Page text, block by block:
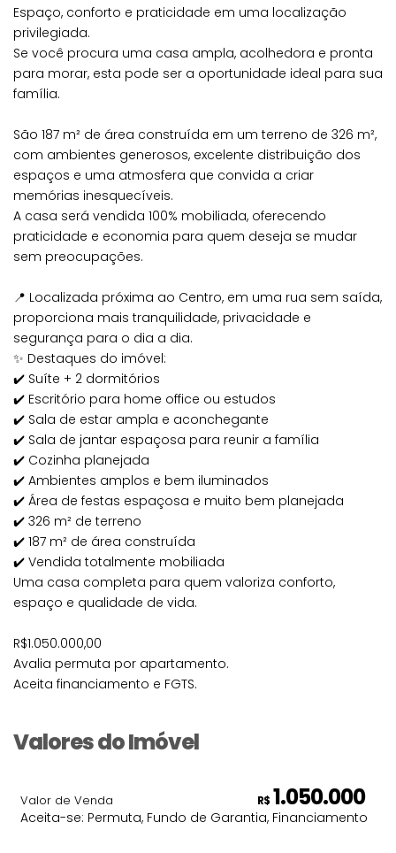
Espaço, conforto e praticidade em uma localização
privilegiada.
Se você procura uma casa ampla, acolhedora e pronta
para morar, esta pode ser a oportunidade ideal para sua
família.
São 187 m² de área construída em um terreno de 326 m²,
com ambientes generosos, excelente distribuição dos
espaços e uma atmosfera que convida a criar
memórias inesquecíveis.
A casa será vendida 100% mobiliada, oferecendo
praticidade e economia para quem deseja se mudar
sem preocupações.
📍 Localizada próxima ao Centro, em uma rua sem saída,
proporciona mais tranquilidade, privacidade e
segurança para o dia a dia.
✨ Destaques do imóvel:
✔️ Suíte + 2 dormitórios
✔️ Escritório para home office ou estudos
✔️ Sala de estar ampla e aconchegante
✔️ Sala de jantar espaçosa para reunir a família
✔️ Cozinha planejada
✔️ Ambientes amplos e bem iluminados
✔️ Área de festas espaçosa e muito bem planejada
✔️ 326 m² de terreno
✔️ 187 m² de área construída
✔️ Vendida totalmente mobiliada
Uma casa completa para quem valoriza conforto,
espaço e qualidade de vida.
R$1.050.000,00
Avalia permuta por apartamento.
Aceita financiamento e FGTS.
Valores do Imóvel
R$ 1.050.000
Valor de Venda
Aceita-se: Permuta, Fundo de Garantia, Financiamento